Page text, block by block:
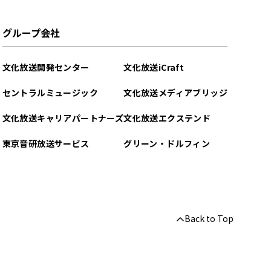
グループ会社
文化放送開発センター
セントラルミュージック
文化放送キャリアパートナーズ
東京音研放送サービス
文化放送iCraft
文化放送メディアブリッジ
文化放送エクステンド
グリーン・ドルフィン
Back to Top